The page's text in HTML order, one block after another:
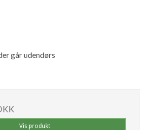
går udendørs
Vis produkt